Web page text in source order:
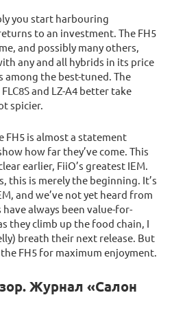
you start harbouring
to an investment. The FH5
and possibly many others,
any and all hybrids in its price
among the best-tuned. The
and LZ-A4 better take
spicier.
FH5 is almost a statement
how far they’ve come. This
earlier, FiiO’s greatest IEM.
this is merely the beginning. It’s
and we’ve not yet heard from
always been value-for-
they climb up the food chain, I
breath their next release. But
FH5 for maximum enjoyment.
Журнал «Салон